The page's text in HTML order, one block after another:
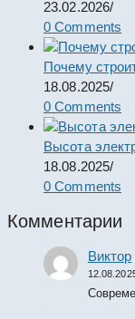
23.02.2026/
0 Comments
Почему
18.08.2025/
0 Comments
Высота
18.08.2025/
0 Comments
Комментарии
Виктор